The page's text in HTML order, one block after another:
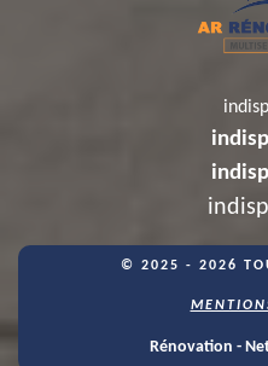
© 2025 - 2026
Rénovation -